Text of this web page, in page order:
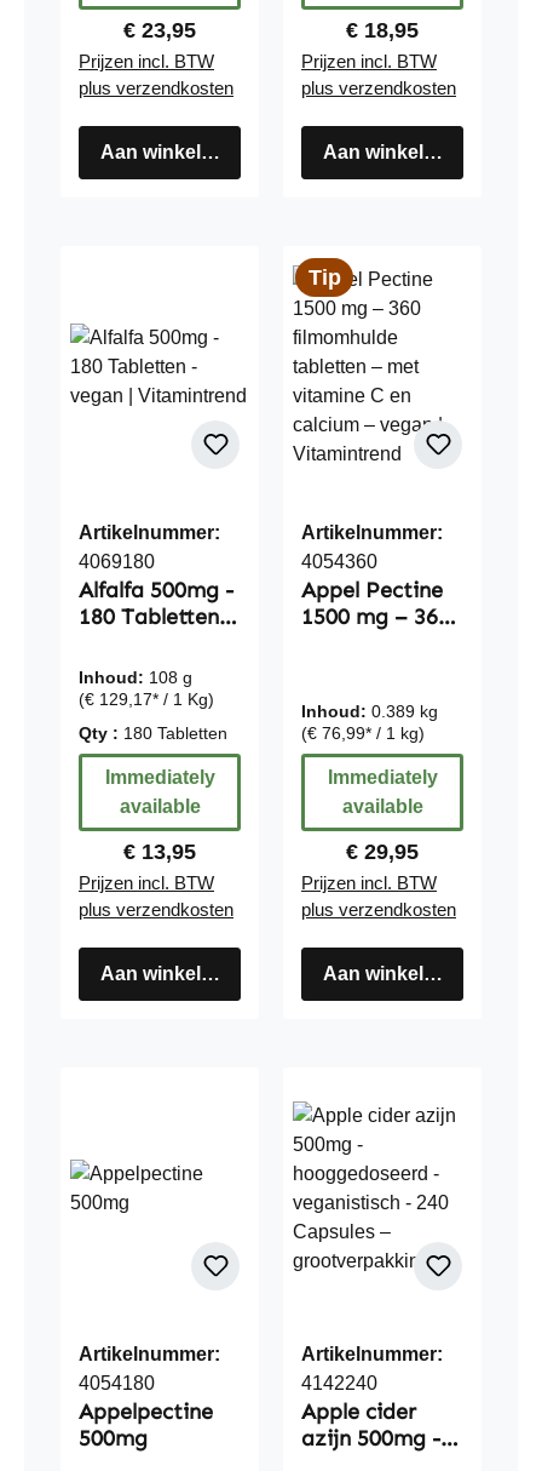
Regular price:
€ 23,95
Prijzen incl. BTW
plus verzendkosten
Aan winkelwagen
veganistisch
Regular price:
€ 18,95
Prijzen incl. BTW
plus verzendkosten
Aan winkelwagen
Artikelnummer:
4069180
Alfalfa 500mg -
180 Tabletten -
Vitamintrend
Inhoud: 108 g
(€ 129,17* / 1 Kg)
Qty : 180 Tabletten
Immediately
available
Regular price:
€ 13,95
Prijzen incl. BTW
plus verzendkosten
Aan winkelwagen
Tip
Artikelnummer:
4054360
Appel Pectine
1500 mg – 360
calcium –
vegan |
Vitamintrend
Inhoud: 0.389 kg
(€ 76,99* / 1 kg)
Immediately
available
Regular price:
€ 29,95
Prijzen incl. BTW
plus verzendkosten
Aan winkelwagen
Artikelnummer:
4054180
Appelpectine
500mg
Artikelnummer:
4142240
Apple cider
azijn 500mg -